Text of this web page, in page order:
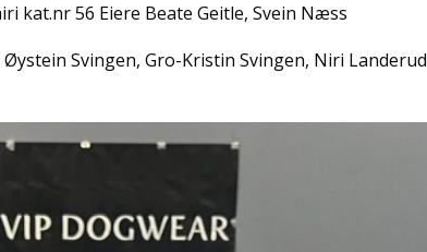
kat.nr 56 Eiere Beate Geitle, Svein Næss
Svingen, Gro-Kristin Svingen, Niri Landerud